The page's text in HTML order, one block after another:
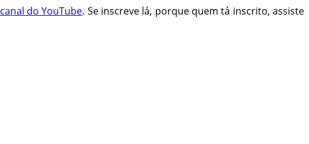
canal do YouTube. Se inscreve lá, porque quem tá inscrito, assiste